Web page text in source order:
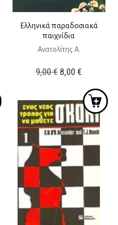
Ελληνικά παραδοσιακά
παιχνίδια
Ανατολίτης Α.
9,00€ Original
was:
9,00 €.
8,00€
τιμή
είναι:
8,00 €.